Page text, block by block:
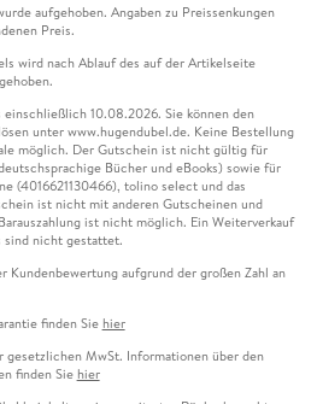
aufgehoben. Angaben zu Preissenkungen
Preis.
wird nach Ablauf des auf der Artikelseite
10.08.2026. Sie können den
unter www.hugendubel.de. Keine Bestellung
möglich. Der Gutschein ist nicht gültig für
Bücher und eBooks) sowie für
(4016621130466), tolino select und das
ist nicht mit anderen Gutscheinen und
ist nicht möglich. Ein Weiterverkauf
sind nicht gestattet.
Kundenbewertung aufgrund der großen Zahl an
finden Sie hier
MwSt. Informationen über den
finden Sie hier